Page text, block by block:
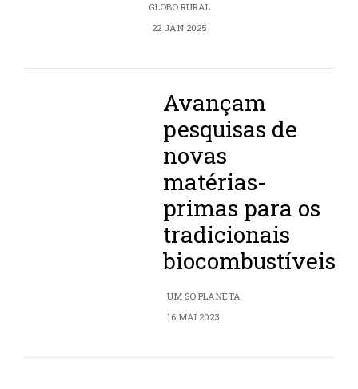
GLOBO RURAL
22 JAN 2025
Avançam
pesquisas de
novas
matérias-
primas para os
tradicionais
biocombustíveis
UM SÓ PLANETA
16 MAI 2023